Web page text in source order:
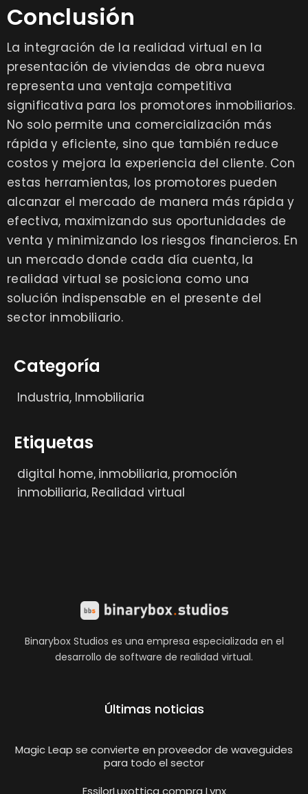
Conclusión
La integración de la realidad virtual en la
presentación de viviendas de obra nueva
representa una ventaja competitiva
significativa para los promotores inmobiliarios.
No solo permite una comercialización más
rápida y eficiente, sino que también reduce
costos y mejora la experiencia del cliente. Con
estas herramientas, los promotores pueden
alcanzar el mercado de manera más rápida y
efectiva, maximizando sus oportunidades de
venta y minimizando los riesgos financieros. En
un mercado donde cada día cuenta, la
realidad virtual se posiciona como una
solución indispensable en el presente del
sector inmobiliario.
Categoría
Industria, Inmobiliaria
Etiquetas
digital home, inmobiliaria, promoción
inmobiliaria, Realidad virtual
Binarybox Studios es una empresa especializada en el
desarrollo de software de realidad virtual.
Últimas noticias
Magic Leap se convierte en proveedor de waveguides
para todo el sector
EssilorLuxottica compra Lynx